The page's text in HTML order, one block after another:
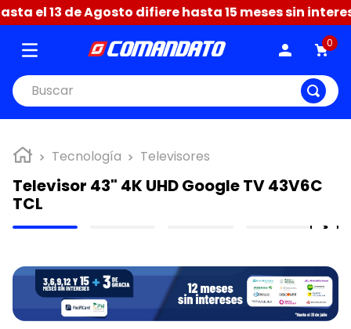
el 13 de Agosto difiere hasta 15 meses sin
0
Buscar
Tecnología Televisores
Televisor 43" 4K UHD Google TV 43V6C
TCL